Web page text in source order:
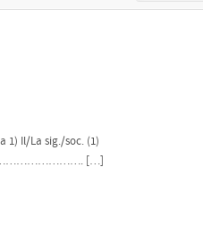
1) Il/La sig./soc. (1)
[…]